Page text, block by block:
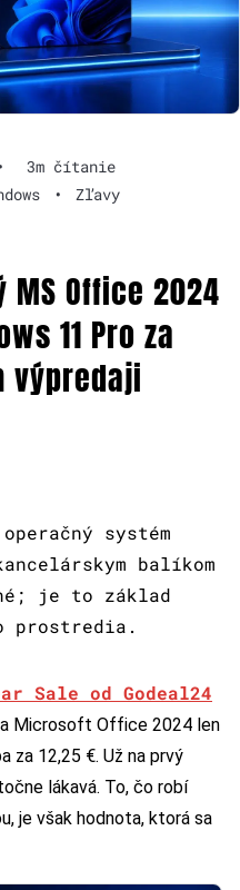
3m čítanie
• Zľavy
Office 2024
11 Pro za
výpredaji
systém
balíkom
je to základ
prostredia.
Sale od Godeal24
Microsoft Office 2024 len
za 12,25 €. Už na prvý
lákavá. To, čo robí
je však hodnota, ktorá sa